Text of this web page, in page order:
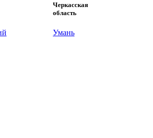
Черкасская
область
Умань